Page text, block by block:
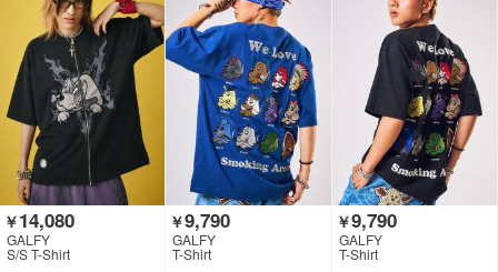
￥14,080
GALFY
S/S T-Shirt
￥9,790
GALFY
T-Shirt
￥9,790
GALFY
T-Shirt